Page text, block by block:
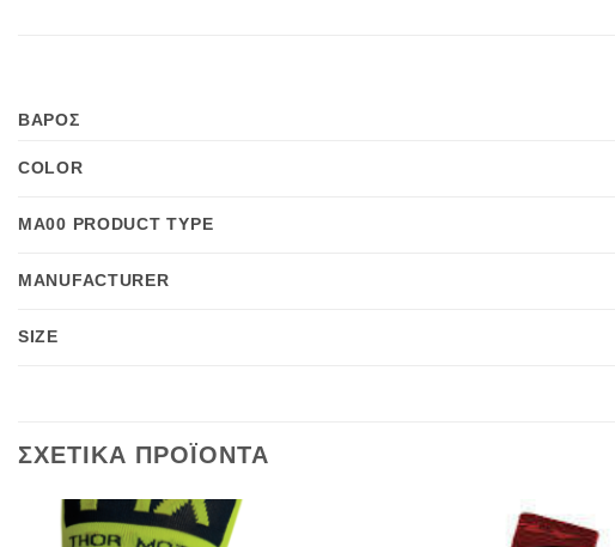
ΒΑΡΟΣ
COLOR
MA00 PRODUCT TYPE
MANUFACTURER
SIZE
ΣΧΕΤΙΚΑ ΠΡΟΪΟΝΤΑ